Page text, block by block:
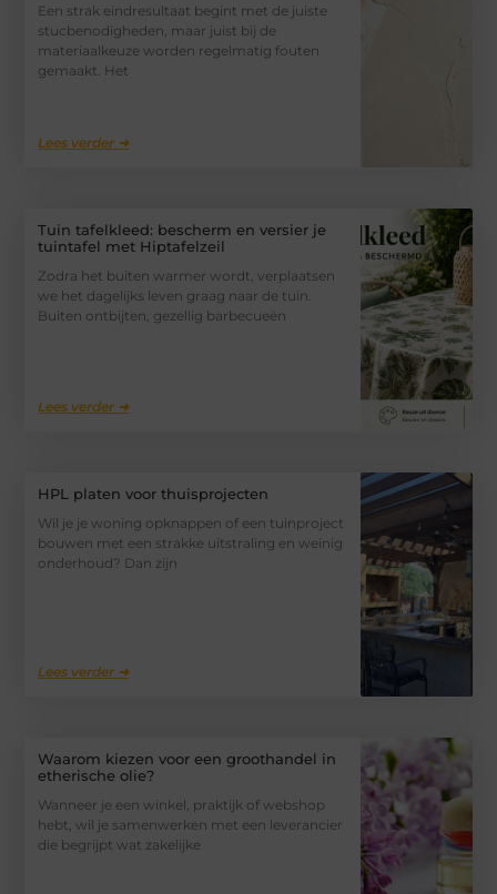
Een strak eindresultaat begint met de juiste
stucbenodigheden, maar juist bij de
materiaalkeuze worden regelmatig fouten
gemaakt. Het
Lees verder ➜
Tuin tafelkleed: bescherm en versier je
tuintafel met Hiptafelzeil
Zodra het buiten warmer wordt, verplaatsen
we het dagelijks leven graag naar de tuin.
Buiten ontbijten, gezellig barbecueën
Lees verder ➜
HPL platen voor thuisprojecten
Wil je je woning opknappen of een tuinproject
bouwen met een strakke uitstraling en weinig
onderhoud? Dan zijn
Lees verder ➜
Waarom kiezen voor een groothandel in
etherische olie?
Wanneer je een winkel, praktijk of webshop
hebt, wil je samenwerken met een leverancier
die begrijpt wat zakelijke